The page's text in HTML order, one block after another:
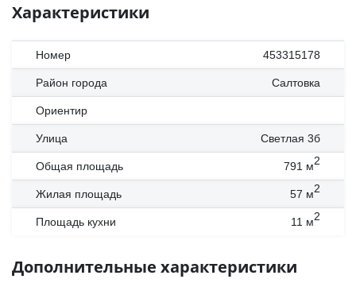
Характеристики
Номер 453315178
Район города Салтовка
Ориентир
Улица Светлая 3б
Общая площадь 791 м2
Жилая площадь 57 м2
Площадь кухни 11 м2
Дополнительные характеристики